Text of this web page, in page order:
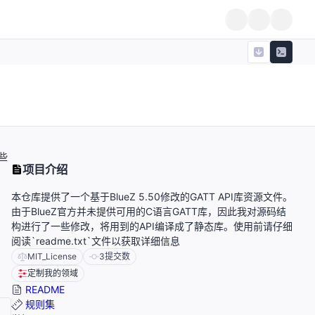
项目介绍
本仓库提供了一个基于BlueZ 5.50修改的GATT API库资源文件。
由于BlueZ官方并未提供可用的C语言GATT库，因此我对源码结
构进行了一些修改，将用到的API编译成了静态库。使用前请仔细
阅读`readme.txt`文件以获取详细信息
MIT_License 3提交数
定制我的领域
README
规则集